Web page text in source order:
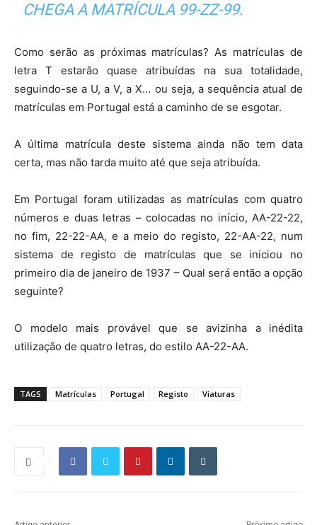
CHEGA A MATRÍCULA 99-ZZ-99.
Como serão as próximas matrículas? As matrículas de
letra T estarão quase atribuídas na sua totalidade,
seguindo-se a U, a V, a X… ou seja, a sequência atual de
matrículas em Portugal está a caminho de se esgotar.
A última matrícula deste sistema ainda não tem data
certa, mas não tarda muito até que seja atribuída.
Em Portugal foram utilizadas as matrículas com quatro
números e duas letras – colocadas no início, AA-22-22,
no fim, 22-22-AA, e a meio do registo, 22-AA-22, num
sistema de registo de matrículas que se iniciou no
primeiro dia de janeiro de 1937 – Qual será então a opção
seguinte?
O modelo mais provável que se avizinha a inédita
utilização de quatro letras, do estilo AA-22-AA.
TAGS Matrículas Portugal Registo Viaturas